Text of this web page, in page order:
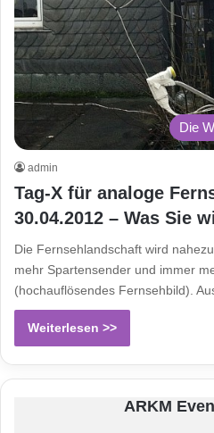
Die
admin
Tag-X für analoge
30.04.2012 – Was Sie
Die Fernsehlandschaft wird
mehr Spartensender und immer
(hochauflösendes Fernsehbild).
Weiterlesen >>
ARKM